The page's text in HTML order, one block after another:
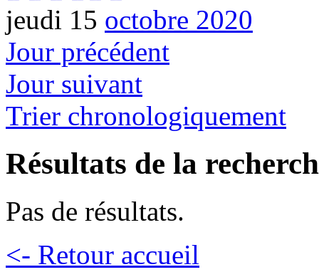
jeudi 15 octobre 2020
Jour précédent
Jour suivant
Trier chronologiquement
Résultats de la
Pas de résultats.
<- Retour accueil